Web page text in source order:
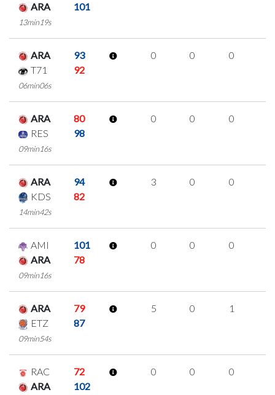
ARA
101
13min19s
ARA
93
T71
92
06min06s
0 0 0
ARA
80
RES
98
09min16s
0 0 0
ARA
94
KDS
82
14min42s
3 0 0
AMI
101
ARA
78
09min16s
0 0 0
ARA
79
ETZ
87
09min54s
5 0 1
RAC
72
ARA
102
0 0 0